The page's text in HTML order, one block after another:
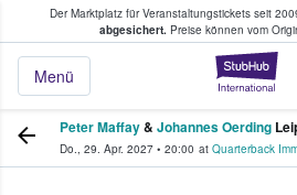
Der Marktplatz für Veranstaltungstickets seit
abgesichert.Preise können vom
Menü
Tickets kaufen &
Peter Maffay& Johannes Oerding
Do., 29. Apr. 2027 • 20:00 at Quarterback